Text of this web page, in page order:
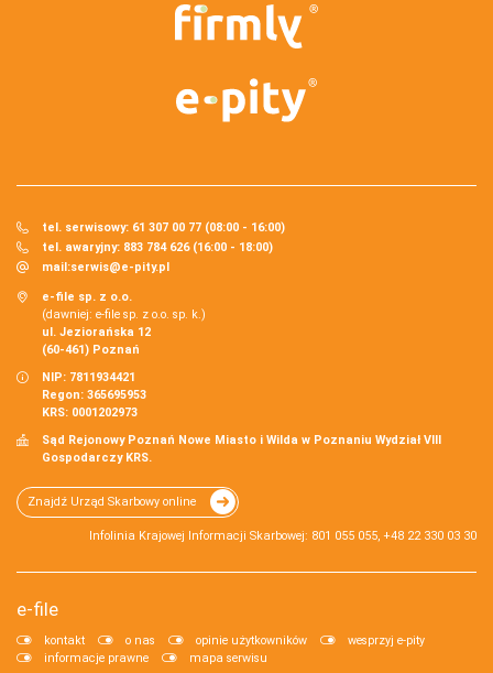
tel. serwisowy: 61 307 00 77 (08:00 - 16:00)
tel. awaryjny: 883 784 626 (16:00 - 18:00)
mail:serwis@e-pity.pl
e-file sp. z o.o.
(dawniej: e-file sp. z o.o. sp. k.)
ul. Jeziorańska 12
(60-461) Poznań
NIP: 7811934421
Regon: 365695953
KRS: 0001202973
Sąd Rejonowy Poznań Nowe Miasto i Wilda w Poznaniu Wydział VIII
Gospodarczy KRS.
Znajdź Urząd Skarbowy online
Infolinia Krajowej Informacji Skarbowej: 801 055 055, +48 22 330 03 30
e-file
kontakt o nas opinie użytkowników
wesprzyj e-pity
informacje prawne
mapa serwisu